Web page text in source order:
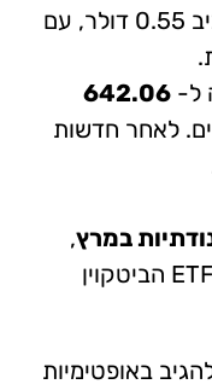
מדשדש סביב 0.55 דולר, עם
ל-642.06
של 3.80 אחוזים. לאחר חדשות
במרץ,
בעיקר בזכות הביקוש הגובר ל-ETF הביטקוין
באופטימיות